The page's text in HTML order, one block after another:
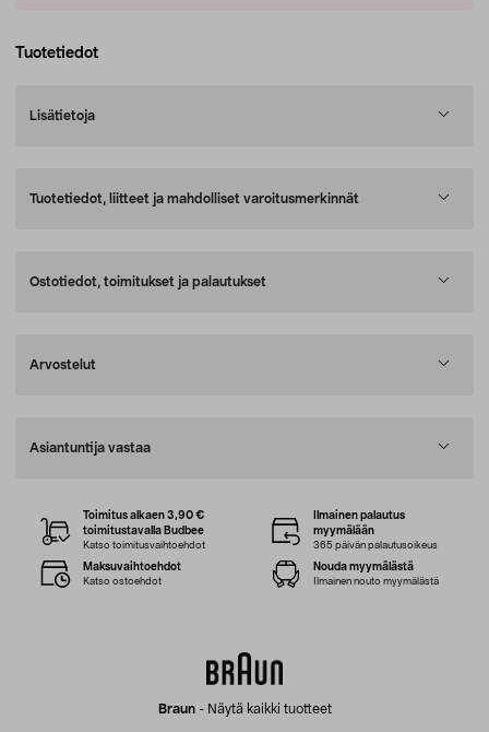
Tuotetiedot
Lisätietoja
Tuotetiedot, liitteet ja mahdolliset varoitusmerkinnät
Ostotiedot, toimitukset ja palautukset
Arvostelut
Asiantuntija vastaa
Braun- Näytä kaikki tuotteet
Toimitus alkaen 3,90 €
toimitustavalla Budbee
Katso toimitusvaihtoehdot
Ilmainen palautus
myymälään
365 päivän palautusoikeus
Maksuvaihtoehdot
Katso ostoehdot
Nouda myymälästä
Ilmainen nouto myymälästä